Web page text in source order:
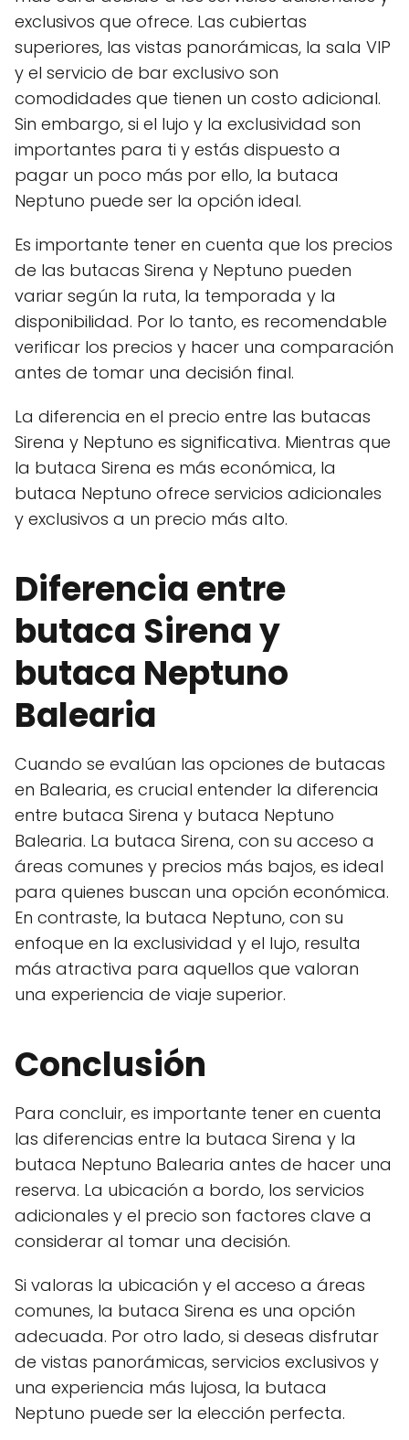
exclusivos que ofrece. Las cubiertas
superiores, las vistas panorámicas, la sala VIP
y el servicio de bar exclusivo son
comodidades que tienen un costo adicional.
Sin embargo, si el lujo y la exclusividad son
importantes para ti y estás dispuesto a
pagar un poco más por ello, la butaca
Neptuno puede ser la opción ideal.
Es importante tener en cuenta que los precios
de las butacas Sirena y Neptuno pueden
variar según la ruta, la temporada y la
disponibilidad. Por lo tanto, es recomendable
verificar los precios y hacer una comparación
antes de tomar una decisión final.
La diferencia en el precio entre las butacas
Sirena y Neptuno es significativa. Mientras que
la butaca Sirena es más económica, la
butaca Neptuno ofrece servicios adicionales
y exclusivos a un precio más alto.
Diferencia entre
butaca Sirena y
butaca Neptuno
Balearia
Cuando se evalúan las opciones de butacas
en Balearia, es crucial entender la diferencia
entre butaca Sirena y butaca Neptuno
Balearia. La butaca Sirena, con su acceso a
áreas comunes y precios más bajos, es ideal
para quienes buscan una opción económica.
En contraste, la butaca Neptuno, con su
enfoque en la exclusividad y el lujo, resulta
más atractiva para aquellos que valoran
una experiencia de viaje superior.
Conclusión
Para concluir, es importante tener en cuenta
las diferencias entre la butaca Sirena y la
butaca Neptuno Balearia antes de hacer una
reserva. La ubicación a bordo, los servicios
adicionales y el precio son factores clave a
considerar al tomar una decisión.
Si valoras la ubicación y el acceso a áreas
comunes, la butaca Sirena es una opción
adecuada. Por otro lado, si deseas disfrutar
de vistas panorámicas, servicios exclusivos y
una experiencia más lujosa, la butaca
Neptuno puede ser la elección perfecta.